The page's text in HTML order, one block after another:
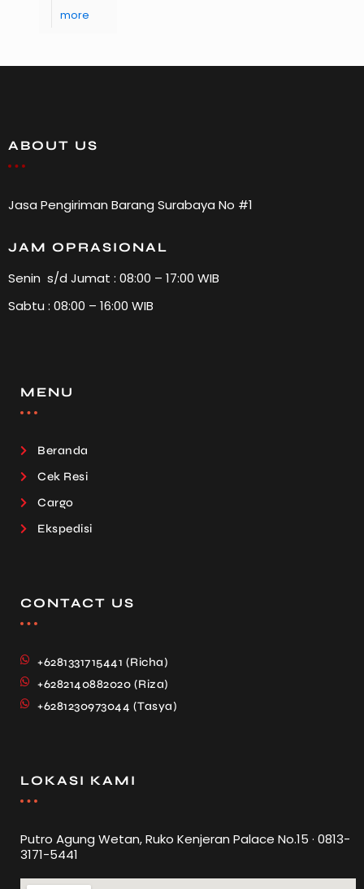
more
ABOUT US
Jasa Pengiriman Barang Surabaya No #1
JAM OPRASIONAL
Senin s/d Jumat : 08:00 – 17:00 WIB
Sabtu : 08:00 – 16:00 WIB
MENU
Beranda
Cek Resi
Cargo
Ekspedisi
CONTACT US
+6281331715441 (Richa)
+6282140882020 (Riza)
+6281230973044 (Tasya)
LOKASI KAMI
Putro Agung Wetan, Ruko Kenjeran Palace No.15 · 0813-
3171-5441